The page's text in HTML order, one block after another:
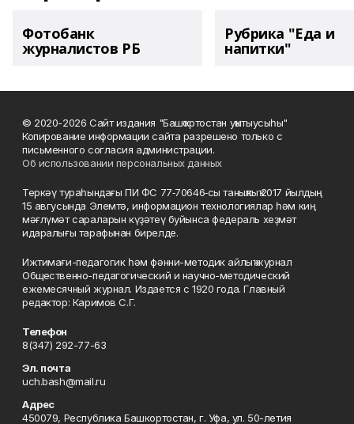
Фотобанк
журналистов РБ
Рубрика "Еда и
напитки"
© 2020-2026 Сайт издания "Башҡортостан уҡытыусыһы"
Копирование информации сайта разрешено только с
письменного согласия администрации.
Об использовании персональных данных
Теркәү тураһындағы ПИ ФС 77‑70646‑сы таныҡлыҡ 2017 йылдың
15 авгусында Элемтә, информацион технологиялар һәм киң
мәғлүмәт сараларын күҙәтеү буйынса федераль хеҙмәт
идаралығы тарафынан бирелде.
Ижтимағи-педагогик һәм фәнни-методик айлыҡ журнал
Общественно-педагогический и научно-методический
ежемесячный журнал. Издается с 1920 года. Главный
редактор: Каримов С.Г.
Телефон
8(347) 292-77-63
Эл. почта
uch.bash@mail.ru
Адрес
450079, Республика Башкортостан, г. Уфа, ул. 50-летия